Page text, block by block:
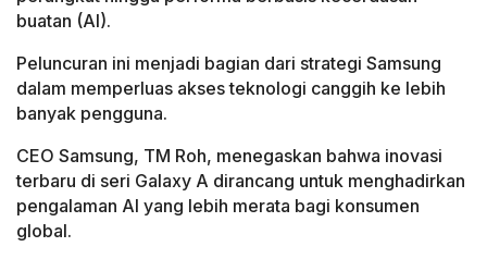
buatan (AI).
Peluncuran ini menjadi bagian dari strategi Samsung
dalam memperluas akses teknologi canggih ke lebih
banyak pengguna.
CEO Samsung, TM Roh, menegaskan bahwa inovasi
terbaru di seri Galaxy A dirancang untuk menghadirkan
pengalaman AI yang lebih merata bagi konsumen
global.